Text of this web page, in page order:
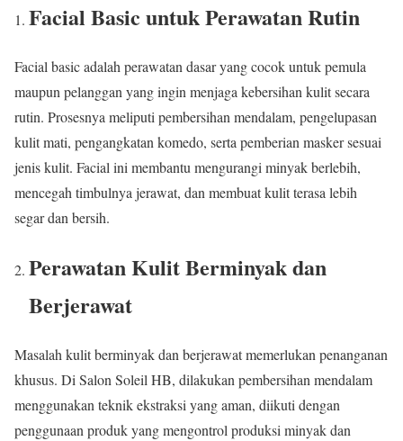
Facial Basic untuk Perawatan Rutin
Facial basic adalah perawatan dasar yang cocok untuk pemula
maupun pelanggan yang ingin menjaga kebersihan kulit secara
rutin. Prosesnya meliputi pembersihan mendalam, pengelupasan
kulit mati, pengangkatan komedo, serta pemberian masker sesuai
jenis kulit. Facial ini membantu mengurangi minyak berlebih,
mencegah timbulnya jerawat, dan membuat kulit terasa lebih
segar dan bersih.
Perawatan Kulit Berminyak dan
Berjerawat
Masalah kulit berminyak dan berjerawat memerlukan penanganan
khusus. Di Salon Soleil HB, dilakukan pembersihan mendalam
menggunakan teknik ekstraksi yang aman, diikuti dengan
penggunaan produk yang mengontrol produksi minyak dan